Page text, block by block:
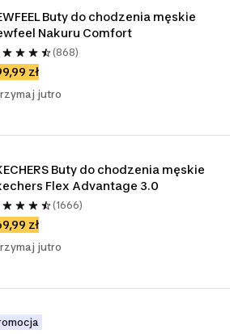
Buty do chodzenia męskie
Nakuru Comfort
(868)
zł
jutro
Buty do chodzenia męskie
Flex Advantage 3.0
(1666)
zł
jutro